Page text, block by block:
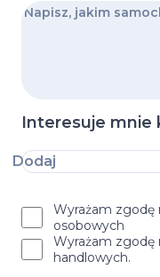
Interesuje mnie
Dodaj
Wyrażam zgodę
osobowych
Wyrażam zgodę
handlowych.